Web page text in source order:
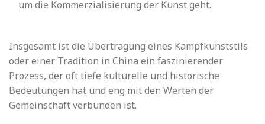
um die Kommerzialisierung der Kunst geht.
Insgesamt ist die Übertragung eines Kampfkunststils
oder einer Tradition in China ein faszinierender
Prozess, der oft tiefe kulturelle und historische
Bedeutungen hat und eng mit den Werten der
Gemeinschaft verbunden ist.